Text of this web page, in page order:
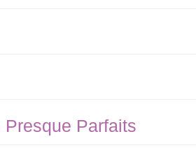
Presque Parfaits